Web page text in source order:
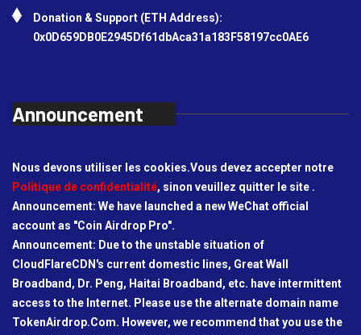
Donation & Support (ETH Address):
0x0D659DB0E2945Df61dbAca31a183F58197cc0AE6
Announcement
Nous devons utiliser les cookies.Vous devez accepter notre
Politique de confidentialité, sinon veuillez quitter le site .
Announcement: We have launched a new WeChat official
account as "Coin Airdrop Pro".
Announcement: Due to the unstable situation of
CloudFlareCDN's current domestic lines, Great Wall
Broadband, Dr. Peng, Haitai Broadband, etc. have intermittent
access to the Internet. Please use the alternate domain name
TokenAirdrop.Com. However, we recommend that you use the